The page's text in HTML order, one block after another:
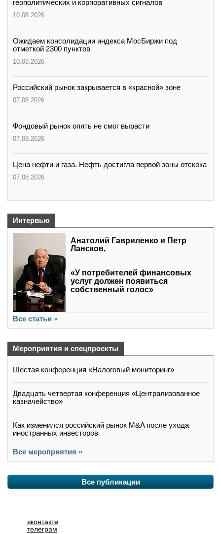
геополитических и корпоративных сигналов
10.08.2026
Ожидаем консолидации индекса МосБиржи под
отметкой 2300 пунктов
10.08.2026
Российский рынок закрывается в «красной» зоне
07.08.2026
Фондовый рынок опять не смог вырасти
07.08.2026
Цена нефти и газа. Нефть достигла первой зоны отскока
07.08.2026
Интервью
Анатолий Гавриленко и Петр
Лансков,
«У потребителей финансовых
услуг должен появиться
собственный голос»
Все статьи »
Мероприятия и спецпроекты
Шестая конференция «Налоговый мониторинг»
Двадцать четвертая конференция «Централизованное
казначейство»
Как изменился российский рынок M&A после ухода
иностранных инвесторов
Все мероприятия »
Все публикации
вконтакте
телеграм